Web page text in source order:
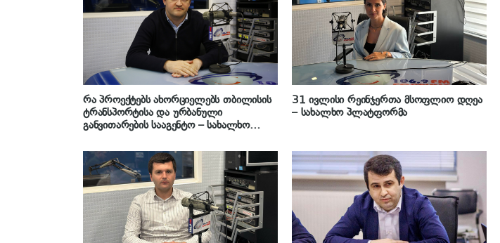
რა პროექტებს ახორციელებს თბილისის
ტრანსპორტისა და ურბანული
განვითარების სააგენტო – სახალხო
31 ივლისი რეინჯერთა მსოფლიო დღეა
– სახალხო პლატფორმა